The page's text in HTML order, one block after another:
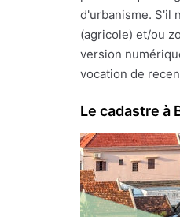
d'urbanisme. S'il
(agricole) et/ou
version
vocation de
Le cadastre à